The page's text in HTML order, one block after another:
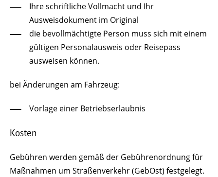
Ihre schriftliche Vollmacht und Ihr
Ausweisdokument im Original
die bevollmächtigte Person muss sich mit einem
gültigen Personalausweis oder Reisepass
ausweisen können.
bei Änderungen am Fahrzeug:
Vorlage einer Betriebserlaubnis
Kosten
Gebühren werden gemäß der Gebührenordnung für
Maßnahmen um Straßenverkehr (GebOst) festgelegt.